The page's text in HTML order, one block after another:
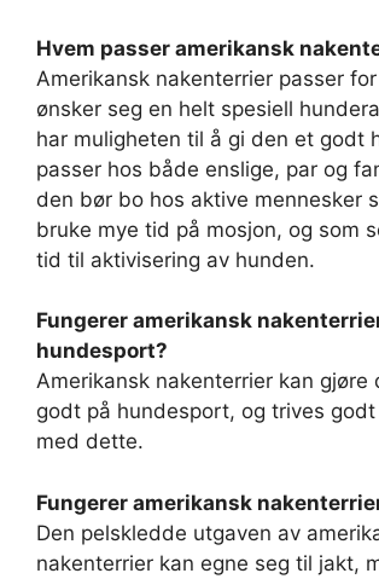
Hvem passer amerikansk
Amerikansk nakenterrier passer
ønsker seg en helt spesiell
har muligheten til å gi den et godt
passer hos både enslige, par og
den bør bo hos aktive mennesker
bruke mye tid på mosjon, og som
tid til aktivisering av hunden.
Fungerer amerikansk
hundesport?
Amerikansk nakenterrier kan gjøre
godt på hundesport, og trives
med dette.
Fungerer amerikansk
Den pelskledde utgaven av
nakenterrier kan egne seg til jakt,